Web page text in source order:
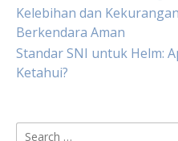
Kelebihan dan
Berkendara Aman
Standar SNI untuk Helm:
Ketahui?
Search